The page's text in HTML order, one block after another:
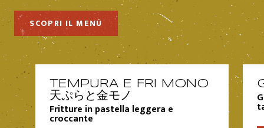
SCOPRI IL MENÙ
TEMPURA E FRI MONO
天ぷらと金モノ
Fritture in pastella leggera e
croccante